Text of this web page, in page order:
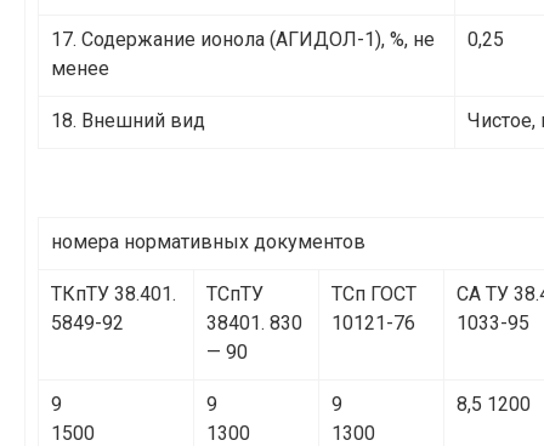
17. Содержание ионола (АГИДОЛ-1), %, не
менее
0,25
18. Внешний вид Чистое,
номера нормативных документов
ТКпТУ 38.401.
5849-92
ТСпТУ
38401. 830
— 90
ТСп ГОСТ
10121-76
СА ТУ
1033-95
9
1500
9
1300
9
1300
8,5 1200